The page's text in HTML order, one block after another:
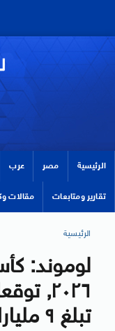
الرئيسية مصر عرب
تقارير ومتابعات مقالات
الرئيسية
لوموند:
٢٠٢٦,
تبلغ ٩ مليارات دولار